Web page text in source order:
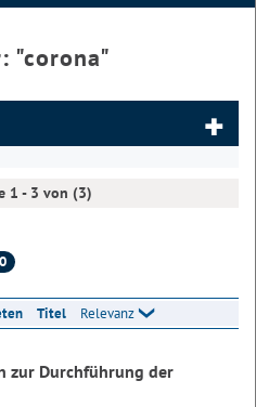
"corona"
1 - 3 von (3)
Titel Relevanz
zur Durchführung der